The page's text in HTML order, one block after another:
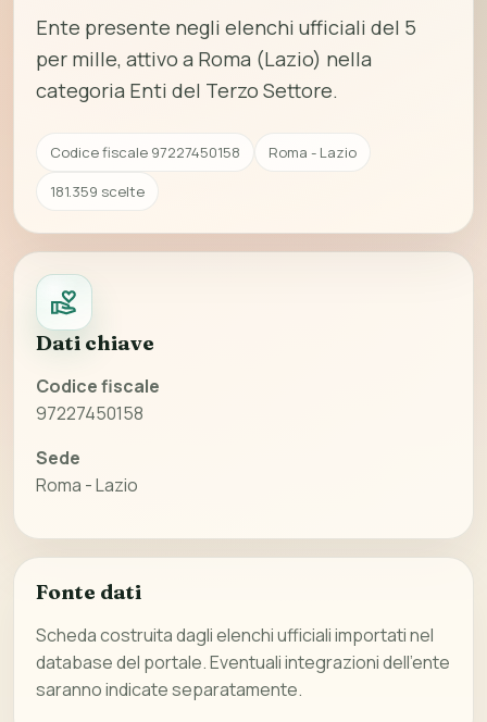
Ente presente negli elenchi ufficiali del 5
per mille, attivo a Roma (Lazio) nella
categoria Enti del Terzo Settore.
Codice fiscale 97227450158
Roma - Lazio
181.359 scelte
Dati chiave
Codice fiscale
97227450158
Sede
Roma - Lazio
Fonte dati
Scheda costruita dagli elenchi ufficiali importati nel
database del portale. Eventuali integrazioni dell’ente
saranno indicate separatamente.